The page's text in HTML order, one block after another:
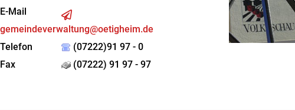
E-Mail
gemeindeverwaltung@oetigheim.de
Telefon
(07222)91 97 - 0
Fax
(07222) 91 97 - 97